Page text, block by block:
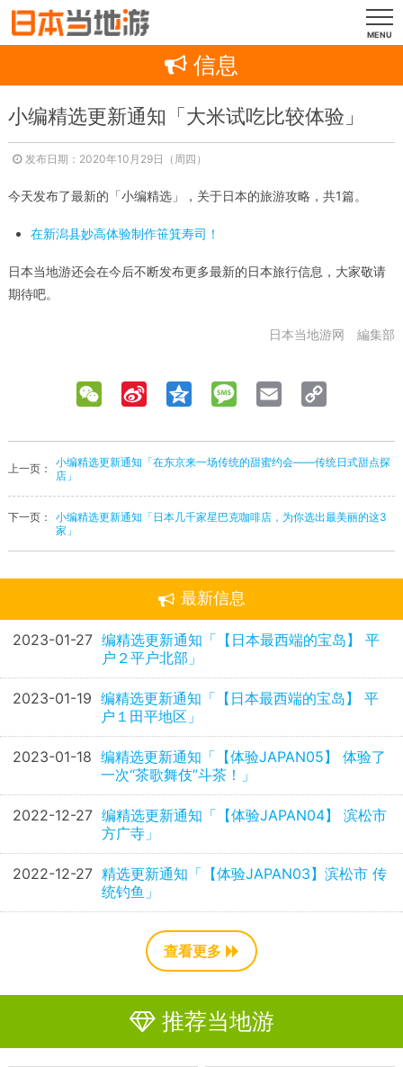
MENU
信息
小编精选更新通知「大米试吃比较体验」
发布日期：2020年10月29日（周四）
今天发布了最新的「小编精选」，关于日本的旅游攻略，共1篇。
在新潟县妙高体验制作笹箕寿司！
日本当地游还会在今后不断发布更多最新的日本旅行信息，大家敬请
期待吧。
日本当地游网 編集部
WeChat Sina
Qzone MessageEmail
上一页：
小编精选更新通知「在东京来一场传统的甜蜜约会——传统日式甜点探
店」
下一页：
小编精选更新通知「日本几千家星巴克咖啡店，为你选出最美丽的这3
家」
最新信息
2023-01-27 编精选更新通知「【日本最西端的宝岛】 平
户２平户北部」
2023-01-19 编精选更新通知「【日本最西端的宝岛】 平
户１田平地区」
2023-01-18 编精选更新通知「【体验JAPAN05】 体验了
一次“茶歌舞伎”斗茶！」
2022-12-27 编精选更新通知「【体验JAPAN04】 滨松市
方广寺」
2022-12-27 精选更新通知「【体验JAPAN03】滨松市 传
统钓鱼」
查看更多
推荐当地游